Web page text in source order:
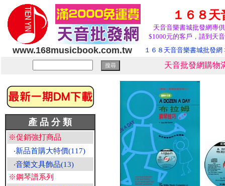
１６８
天音音樂書城批發網專
$1000元的客戶，請到天
www.168musicbook.com.tw １６８天音音樂書城批發網
天音批發網購物
產 品 分 類
※促銷強打商品
‧新品首購大特價(117)
‧音樂文具飾品(13)
※鋼琴譜系列